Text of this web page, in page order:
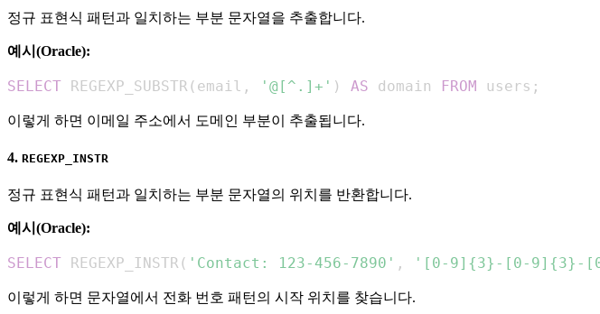
정규 표현식 패턴과 일치하는 부분 문자열을 추출합니다.
예시(Oracle):
SELECT REGEXP_SUBSTR ( email , '@[^.]+' ) AS domain FROM users ;
이렇게 하면 이메일 주소에서 도메인 부분이 추출됩니다.
4. REGEXP_INSTR
정규 표현식 패턴과 일치하는 부분 문자열의 위치를 반환합니다.
예시(Oracle):
SELECT REGEXP_INSTR ( 'Contact: 123-456-7890' , '[0-9]{3}-[0-9]{3}-
이렇게 하면 문자열에서 전화 번호 패턴의 시작 위치를 찾습니다.